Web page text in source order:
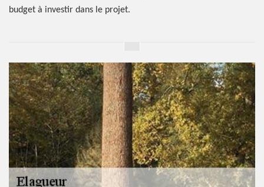
budget à investir dans le projet.